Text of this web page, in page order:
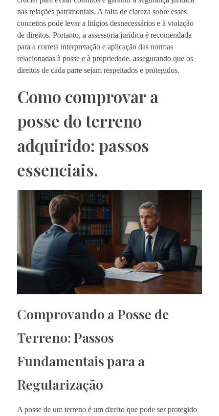
nas relações patrimoniais. A falta de clareza sobre esses
conceitos pode levar a litígios desnecessários e à violação
de direitos. Portanto, a assessoria jurídica é recomendada
para a correta interpretação e aplicação das normas
relacionadas à posse e à propriedade, assegurando que os
direitos de cada parte sejam respeitados e protegidos.
Como comprovar a
posse do terreno
adquirido: passos
essenciais.
Comprovando a Posse de
Terreno: Passos
Fundamentais para a
Regularização
A posse de um terreno é um direito que pode ser protegido